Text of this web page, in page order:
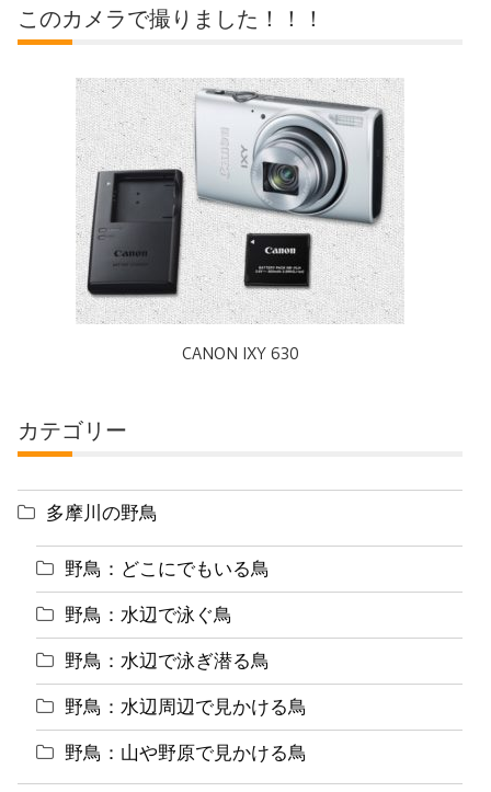
このカメラで撮りました！！！
CANON IXY 630
カテゴリー
多摩川の野鳥
野鳥：どこにでもいる鳥
野鳥：水辺で泳ぐ鳥
野鳥：水辺で泳ぎ潜る鳥
野鳥：水辺周辺で見かける鳥
野鳥：山や野原で見かける鳥